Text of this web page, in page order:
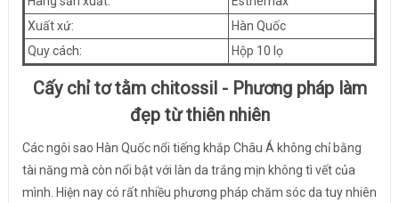
Xuất xứ:
Hàn Quốc
Quy cách:
Hộp 10 lọ
Cấy chỉ tơ tằm chitossil - Phương pháp làm
đẹp từ thiên nhiên
Các ngôi sao Hàn Quốc nổi tiếng khắp Châu Á không chỉ bằng
tài năng mà còn nổi bật với làn da trắng mịn không tì vết của
mình. Hiện nay có rất nhiều phương pháp chăm sóc da tuy nhiên